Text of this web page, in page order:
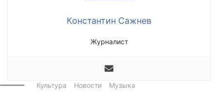
Константин Сажнев
Журналист
Культура Новости Музыка